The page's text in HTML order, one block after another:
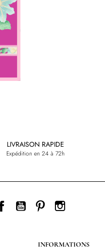
LIVRAISON RAPIDE
Expédition en 24 à 72h
Facebook
YouTube
PinterestInstagram
INFORMATIONS